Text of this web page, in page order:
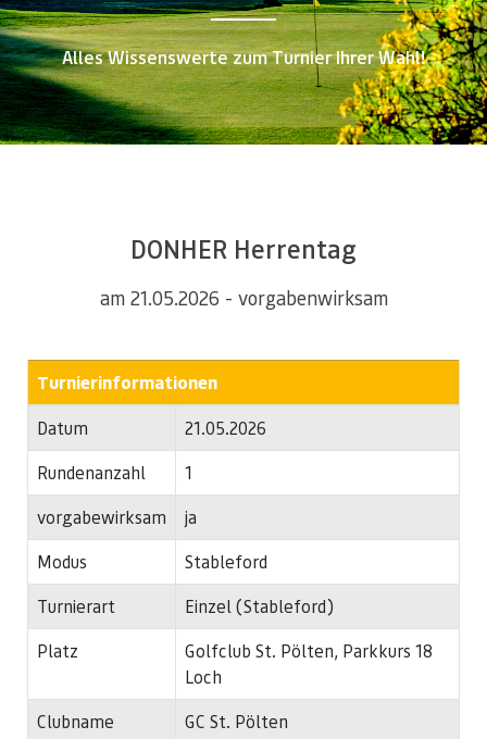
Alles Wissenswerte zum Turnier Ihrer Wahl!
DONHER Herrentag
am 21.05.2026 - vorgabenwirksam
Turnierinformationen
Datum
21.05.2026
Rundenanzahl
1
vorgabewirksam
ja
Modus
Stableford
Turnierart
Einzel (Stableford)
Platz
Golfclub St. Pölten, Parkkurs 18
Loch
Clubname
GC St. Pölten